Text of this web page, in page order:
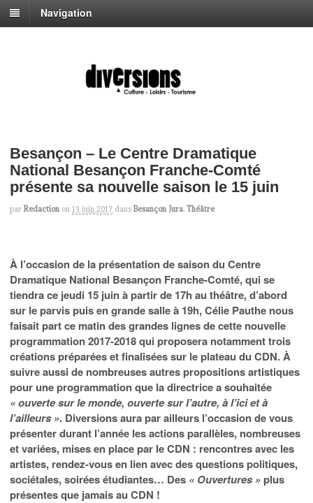
Navigation
Besançon – Le Centre Dramatique
National Besançon Franche-Comté
présente sa nouvelle saison le 15 juin
par Redaction on 13 juin 2017 dans Besançon Jura, Théâtre
À l’occasion de la présentation de saison du Centre
Dramatique National Besançon Franche-Comté, qui se
tiendra ce jeudi 15 juin à partir de 17h au théâtre, d’abord
sur le parvis puis en grande salle à 19h, Célie Pauthe nous
faisait part ce matin des grandes lignes de cette nouvelle
programmation 2017-2018 qui proposera notamment trois
créations préparées et finalisées sur le plateau du CDN. À
suivre aussi de nombreuses autres propositions artistiques
pour une programmation que la directrice a souhaitée
« ouverte sur le monde, ouverte sur l’autre, à l’ici et à
l’ailleurs ». Diversions aura par ailleurs l’occasion de vous
présenter durant l’année les actions parallèles, nombreuses
et variées, mises en place par le CDN : rencontres avec les
artistes, rendez-vous en lien avec des questions politiques,
sociétales, soirées étudiantes… Des « Ouvertures »plus
présentes que jamais au CDN !